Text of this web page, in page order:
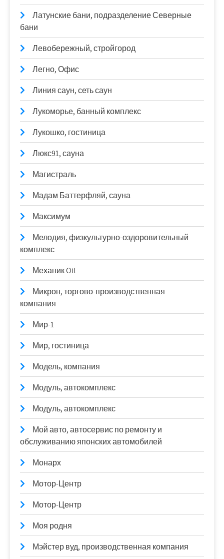
Латунские бани, подразделение Северные
бани
Левобережный, стройгород
Легно, Офис
Линия саун, сеть саун
Лукоморье, банный комплекс
Лукошко, гостиница
Люкс91, сауна
Магистраль
Мадам Баттерфляй, сауна
Максимум
Мелодия, физкультурно-оздоровительный
комплекс
Механик Oil
Микрон, торгово-производственная
компания
Мир-1
Мир, гостиница
Модель, компания
Модуль, автокомплекс
Модуль, автокомплекс
Мой авто, автосервис по ремонту и
обслуживанию японских автомобилей
Монарх
Мотор-Центр
Мотор-Центр
Моя родня
Мэйстер вуд, производственная компания